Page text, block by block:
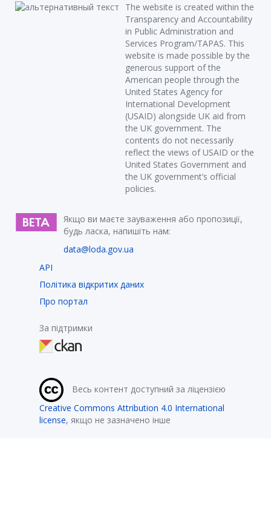
The website is created within the
Transparency and Accountability
in Public Administration and
Services Program/TAPAS. This
website is made possible by the
generous support of the
American people through the
United States Agency for
International Development
(USAID) alongside UK aid from
the UK government. The
contents do not necessarily
reflect the views of USAID or the
United States Government and
the UK government’s official
policies.
Якщо ви маєте зауваження або пропозиції,
будь ласка, напишіть нам:
data@loda.gov.ua
API
Політика відкритих даних
Про портал
За підтримки
Весь контент доступний за ліцензією
Creative Commons Attribution 4.0 International
license, якщо не зазначено інше